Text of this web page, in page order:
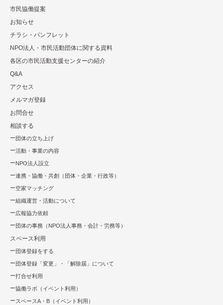
市⺠協働提案
お知らせ
チラシ・パンフレット
NPO法⼈・市⺠活動団体に関する資料
各区の市⺠活動⽀援センターの紹介
Q&A
アクセス
メルマガ登録
お問合せ
相談する
団体の立ち上げ
活動・事業の内容
NPO法⼈設⽴
連携・協働・共創（団体・企業・⾏政等）
空家マッチング
組織運営・活動について
広報協⼒依頼
団体の事務（NPO法人事務・会計・労務等）
スペース利用
団体登録をする
団体登録「変更」・「解除届」について
打合せ利用
協働ラボ（イベント利⽤）
スペースA・B（イベント利⽤）